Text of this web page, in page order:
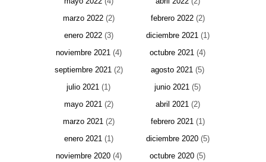
marzo 2022(2) febrero 2022(2)
enero 2022(3) diciembre 2021(1)
noviembre 2021(4) octubre 2021 (4)
septiembre 2021(2) agosto 2021 (5)
julio 2021 (1) junio 2021 (5)
mayo 2021(2) abril 2021(2)
marzo 2021(2) febrero 2021(1)
enero 2021(1) diciembre 2020(5)
noviembre 2020(4) octubre 2020 (5)